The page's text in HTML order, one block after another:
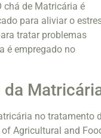
chá de Matricária é
para aliviar o
tratar problemas
é empregado no
no tratamento
Agricultural and